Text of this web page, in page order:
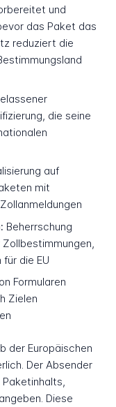
und
das Paket das
reduziert die
die seine
auf
mit
Beherrschung
die EU
Formularen
Zielen
der Europäischen
Der Absender
Diese